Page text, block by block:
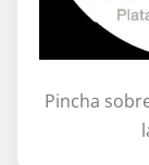
Pincha